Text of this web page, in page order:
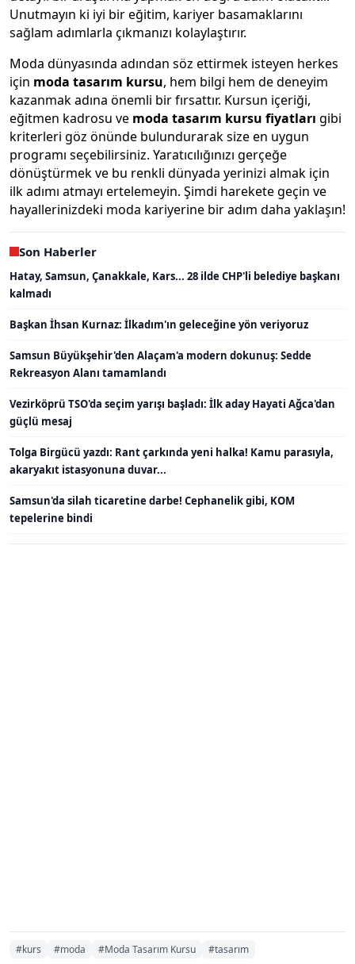
Unutmayın ki iyi bir eğitim, kariyer basamaklarını
sağlam adımlarla çıkmanızı kolaylaştırır.
Moda dünyasında adından söz ettirmek isteyen herkes
için moda tasarım kursu, hem bilgi hem de deneyim
kazanmak adına önemli bir fırsattır. Kursun içeriği,
eğitmen kadrosu ve moda tasarım kursu fiyatları gibi
kriterleri göz önünde bulundurarak size en uygun
programı seçebilirsiniz. Yaratıcılığınızı gerçeğe
dönüştürmek ve bu renkli dünyada yerinizi almak için
ilk adımı atmayı ertelemeyin. Şimdi harekete geçin ve
hayallerinizdeki moda kariyerine bir adım daha yaklaşın!
Son Haberler
Hatay, Samsun, Çanakkale, Kars... 28 ilde CHP'li belediye başkanı
kalmadı
Başkan İhsan Kurnaz: İlkadım'ın geleceğine yön veriyoruz
Samsun Büyükşehir'den Alaçam'a modern dokunuş: Sedde
Rekreasyon Alanı tamamlandı
Vezirköprü TSO'da seçim yarışı başladı: İlk aday Hayati Ağca'dan
güçlü mesaj
Tolga Birgücü yazdı: Rant çarkında yeni halka! Kamu parasıyla,
akaryakıt istasyonuna duvar...
Samsun'da silah ticaretine darbe! Cephanelik gibi, KOM
tepelerine bindi
#kurs #moda #Moda Tasarım Kursu #tasarım